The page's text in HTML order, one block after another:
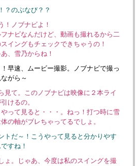
？のぶなび？？
！ノブナビよ！
フナビなんだけど、動画も撮れるから二
スイングもチェックできちゃうの！
あ、雪乃からね！
早速、ムービー撮影。ノブナビで撮っ
がら～
見て。このノブナビは映像に２本ライ
けるの。
やって見ると・・・。ねっ！打つ時に雪
体の軸がブレちゃってるでしょ。
トだ～！こうやって見ると分かりやす
すね！
ょ。じゃあ、今度は私のスイングを撮